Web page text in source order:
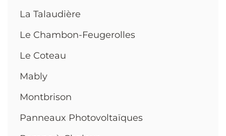
La Talaudière
Le Chambon-Feugerolles
Le Coteau
Mably
Montbrison
Panneaux Photovoltaïques